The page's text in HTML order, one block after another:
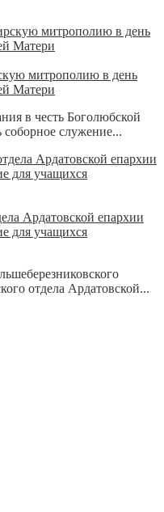
митрополию в день
Матери
в честь Боголюбской
служение...
Ардатовской епархии
для учащихся
отдела Ардатовской...